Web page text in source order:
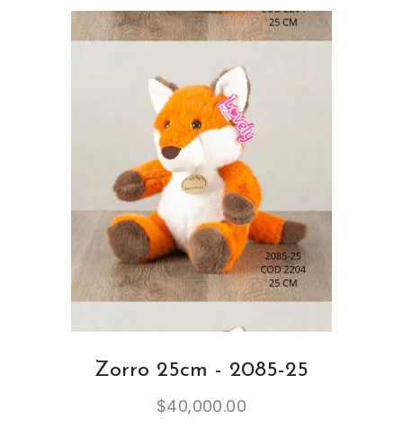
Zorro 25cm - 2085-25
$40,000.00